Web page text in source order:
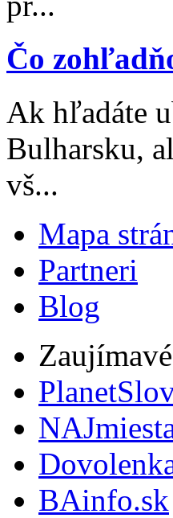
Čo
Ak hľadáte
Bulharsku,
vš...
Mapa
Partneri
Blog
BAinfo.sk